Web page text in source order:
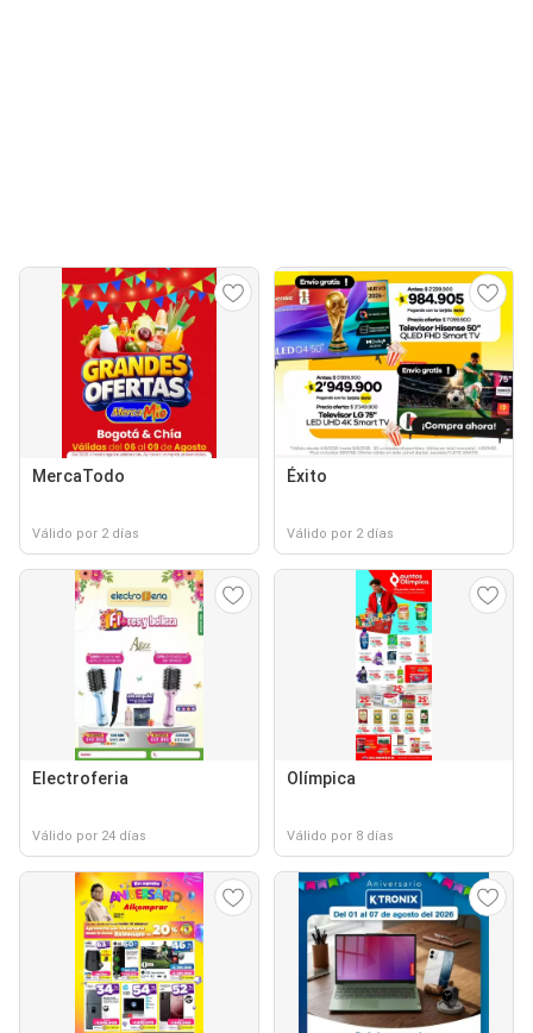
MercaTodo
Válido por 2 días
Éxito
Válido por 2 días
Electroferia
Válido por 24 días
Olímpica
Válido por 8 días